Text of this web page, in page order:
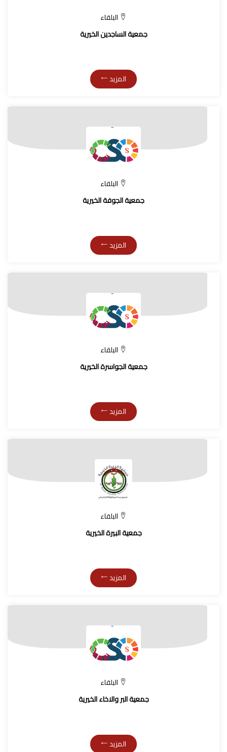
البلقاء
جمعية الساجدين الخيرية
المزيد
البلقاء
جمعية الجوفة الخيرية
المزيد
البلقاء
جمعية الجواسرة الخيرية
المزيد
البلقاء
جمعية البيرة الخيرية
المزيد
البلقاء
جمعية البر والاخاء الخيرية
المزيد